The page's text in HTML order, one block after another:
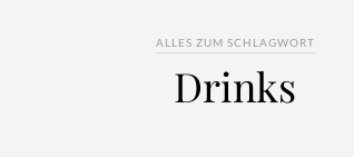
ALLES ZUM SCHLAGWORT
Drinks